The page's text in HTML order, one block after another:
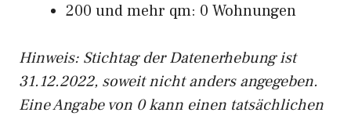
200 und mehr qm: 0 Wohnungen
Hinweis: Stichtag der Datenerhebung ist
31.12.2022, soweit nicht anders angegeben.
Eine Angabe von 0 kann einen tatsächlichen